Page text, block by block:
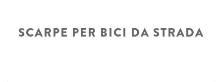
SCARPE PER BICI DA STRADA